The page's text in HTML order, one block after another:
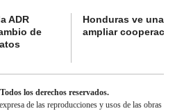
ADR
de
Honduras ve una
ampliar
los derechos reservados.
de las reproducciones y usos de las obras